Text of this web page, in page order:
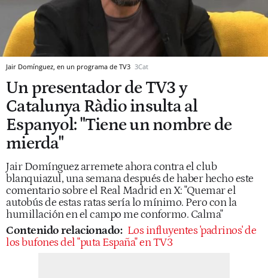
Jair Domínguez, en un programa de TV3 3Cat
Un presentador de TV3 y
Catalunya Ràdio insulta al
Espanyol: "Tiene un nombre de
mierda"
Jair Domínguez arremete ahora contra el club
blanquiazul, una semana después de haber hecho este
comentario sobre el Real Madrid en X: "Quemar el
autobús de estas ratas sería lo mínimo. Pero con la
humillación en el campo me conformo. Calma"
Contenido relacionado: Los influyentes 'padrinos' de
los bufones del "puta España" en TV3